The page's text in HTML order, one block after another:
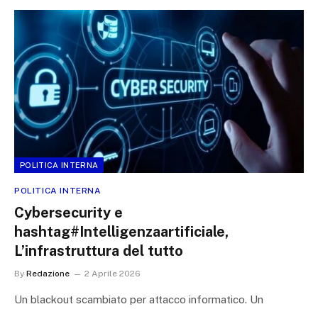
POLITICA INTERNA
POLITICA INTERNA
Cybersecurity e
hashtag#Intelligenzaartificiale,
L’infrastruttura del tutto
By Redazione 2 Aprile 2026
Un blackout scambiato per attacco informatico. Un